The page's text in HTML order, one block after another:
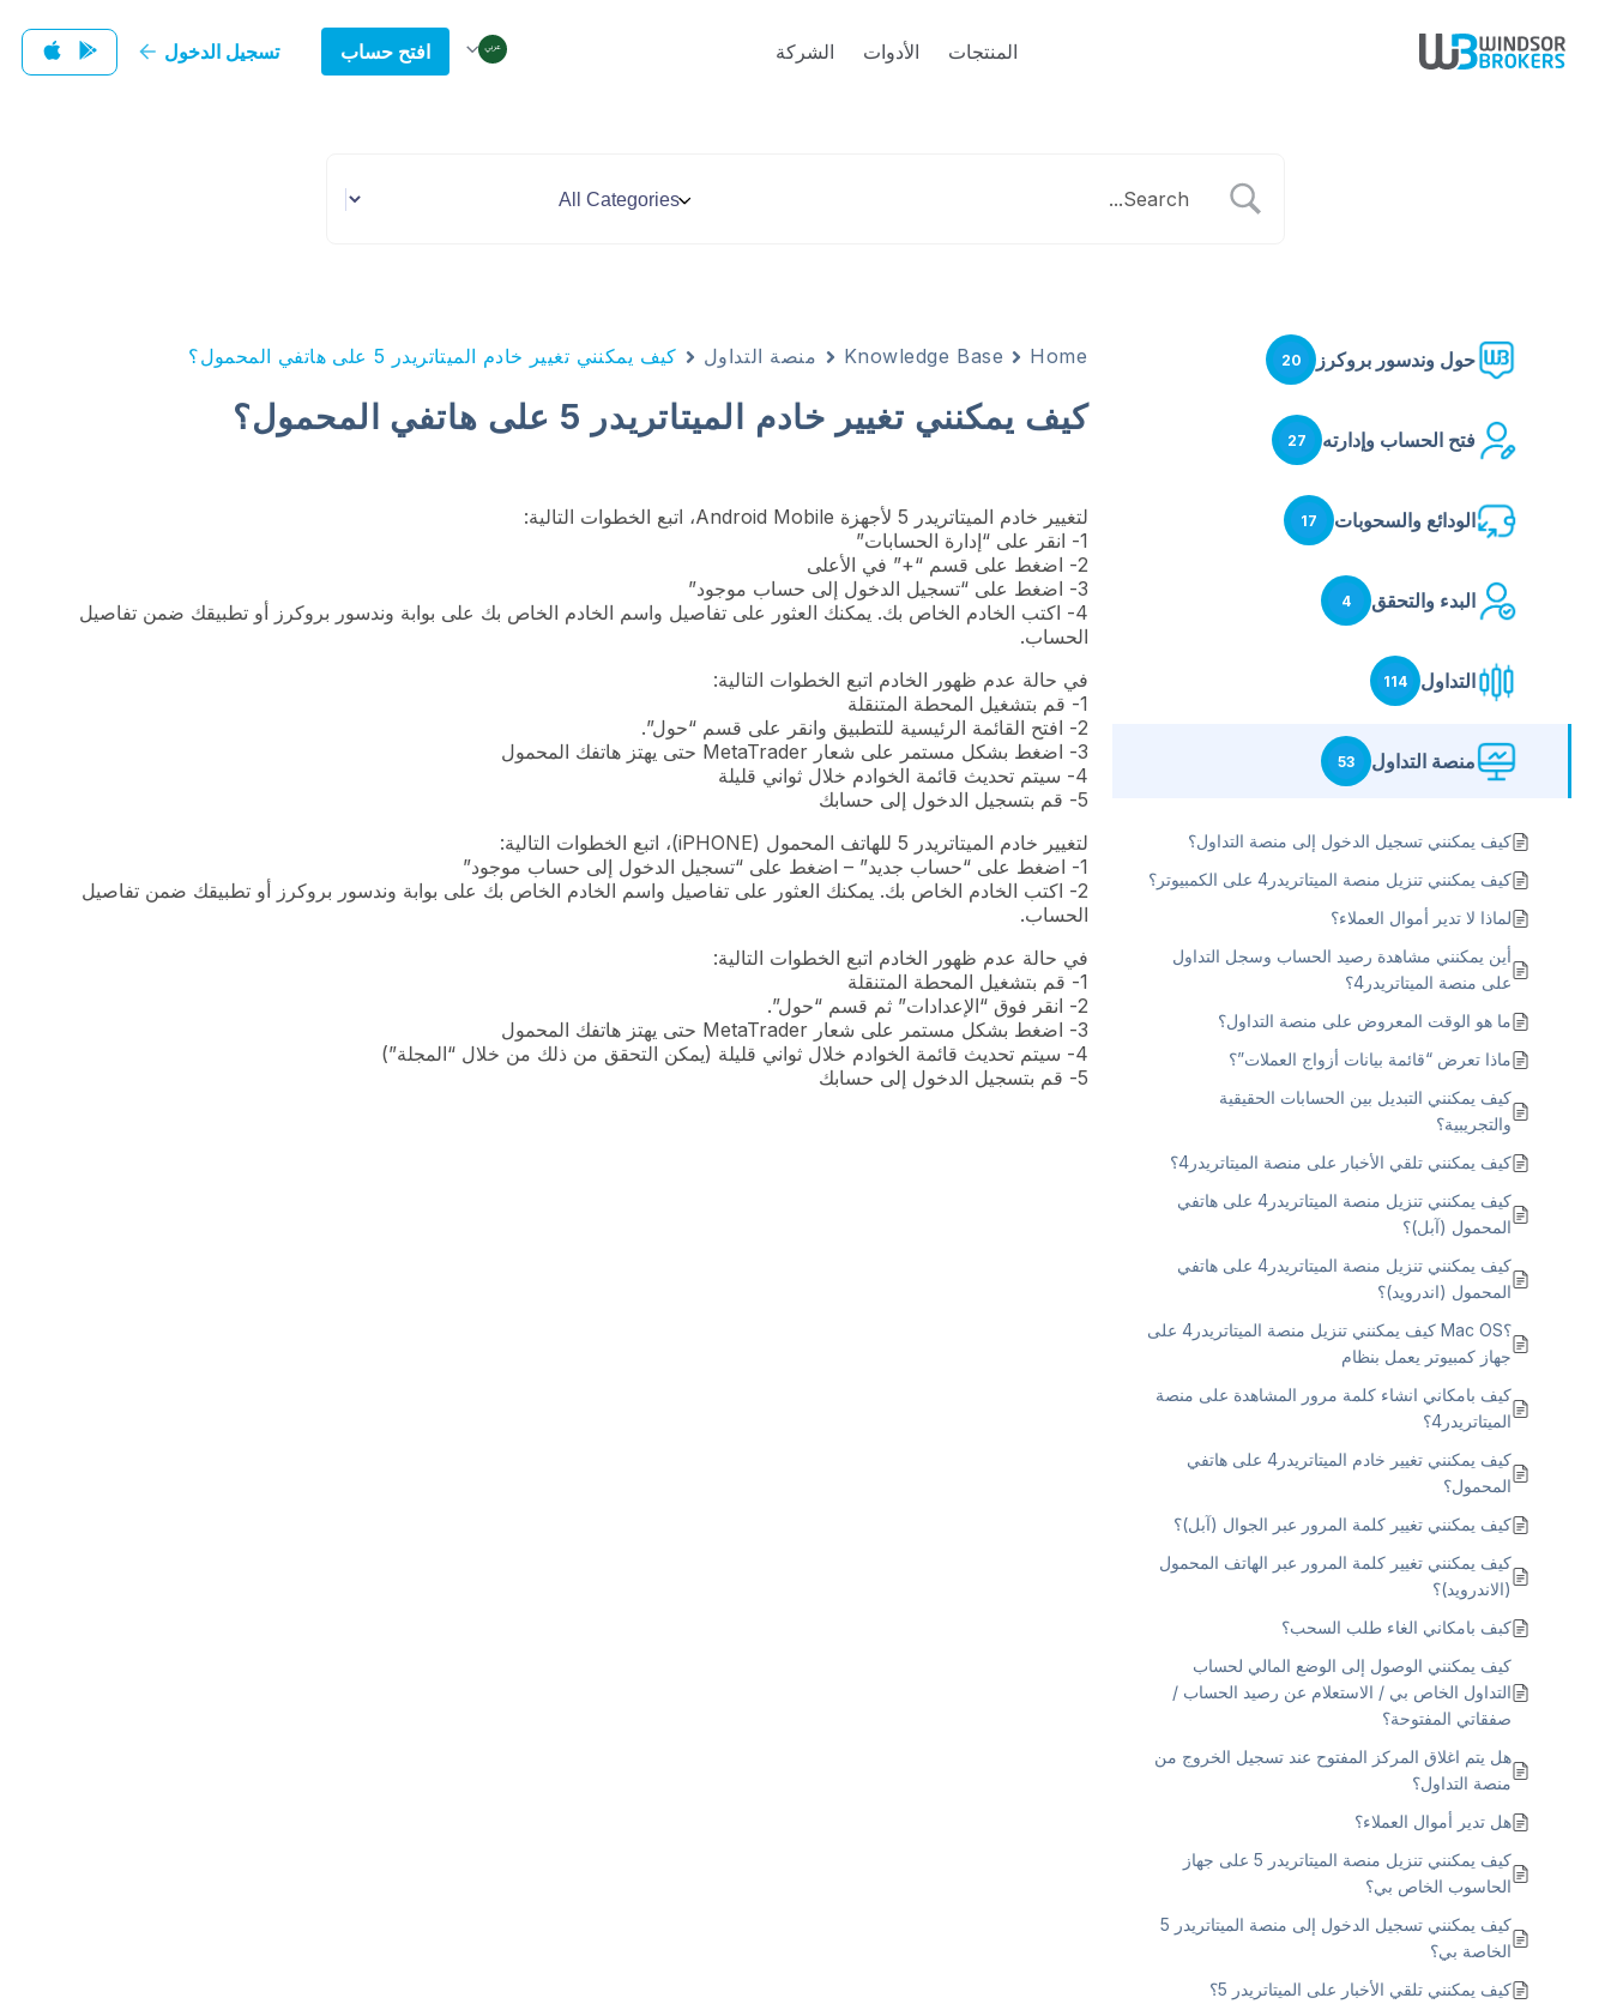
المنتجات الأدوات الشركة افتح حساب تسجيل الدخول
حول وندسور بروكرز 20
فتح الحساب وإدارته 27
الودائع والسحوبات 17
البدء والتحقق 4
التداول 114
منصة التداول 53
كيف يمكنني تسجيل الدخول إلى منصة التداول؟
كيف يمكنني تنزيل منصة الميتاتريدر4 على الكمبيوتر؟
لماذا لا تدير أموال العملاء؟
أين يمكنني مشاهدة رصيد الحساب وسجل التداول
على منصة الميتاتريدر4؟
ما هو الوقت المعروض على منصة التداول؟
ماذا تعرض “قائمة بيانات أزواج العملات”؟
كيف يمكنني التبديل بين الحسابات الحقيقية
والتجريبية؟
كيف يمكنني تلقي الأخبار على منصة الميتاتريدر4؟
كيف يمكنني تنزيل منصة الميتاتريدر4 على هاتفي
المحمول (آبل)؟
كيف يمكنني تنزيل منصة الميتاتريدر4 على هاتفي
المحمول (اندرويد)؟
؟Mac OS كيف يمكنني تنزيل منصة الميتاتريدر4 على
جهاز كمبيوتر يعمل بنظام
كيف بامكاني انشاء كلمة مرور المشاهدة على منصة
الميتاتريدر4؟
كيف يمكنني تغيير خادم الميتاتريدر4 على هاتفي
المحمول؟
كيف يمكنني تغيير كلمة المرور عبر الجوال (آبل)؟
كيف يمكنني تغيير كلمة المرور عبر الهاتف المحمول
(الاندرويد)؟
كبف بامكاني الغاء طلب السحب؟
كيف يمكنني الوصول إلى الوضع المالي لحساب
التداول الخاص بي / الاستعلام عن رصيد الحساب /
صفقاتي المفتوحة؟
هل يتم اغلاق المركز المفتوح عند تسجيل الخروج من
منصة التداول؟
هل تدير أموال العملاء؟
كيف يمكنني تنزيل منصة الميتاتريدر 5 على جهاز
الحاسوب الخاص بي؟
كيف يمكنني تسجيل الدخول إلى منصة الميتاتريدر 5
الخاصة بي؟
كيف يمكنني تلقي الأخبار على الميتاتريدر 5؟
Home
Knowledge Base منصة التداول كيف يمكنني تغيير خادم الميتاتريدر 5 على هاتفي المحمول؟
كيف يمكنني تغيير خادم الميتاتريدر 5 على هاتفي المحمول؟
لتغيير خادم الميتاتريدر 5 لأجهزة Android Mobile، اتبع الخطوات التالية:
1- انقر على “إدارة الحسابات”
2- اضغط على قسم “+” في الأعلى
3- اضغط على “تسجيل الدخول إلى حساب موجود”
4- اكتب الخادم الخاص بك. يمكنك العثور على تفاصيل واسم الخادم الخاص بك على بوابة وندسور بروكرز أو تطبيقك ضمن تفاصيل
الحساب.
في حالة عدم ظهور الخادم اتبع الخطوات التالية:
1- قم بتشغيل المحطة المتنقلة
2- افتح القائمة الرئيسية للتطبيق وانقر على قسم “حول”.
3- اضغط بشكل مستمر على شعار MetaTrader حتى يهتز هاتفك المحمول
4- سيتم تحديث قائمة الخوادم خلال ثواني قليلة
5- قم بتسجيل الدخول إلى حسابك
لتغيير خادم الميتاتريدر 5 للهاتف المحمول (iPHONE)، اتبع الخطوات التالية:
1- اضغط على “حساب جديد” – اضغط على “تسجيل الدخول إلى حساب موجود”
2- اكتب الخادم الخاص بك. يمكنك العثور على تفاصيل واسم الخادم الخاص بك على بوابة وندسور بروكرز أو تطبيقك ضمن تفاصيل
الحساب.
في حالة عدم ظهور الخادم اتبع الخطوات التالية:
1- قم بتشغيل المحطة المتنقلة
2- انقر فوق “الإعدادات” ثم قسم “حول”.
3- اضغط بشكل مستمر على شعار MetaTrader حتى يهتز هاتفك المحمول
4- سيتم تحديث قائمة الخوادم خلال ثواني قليلة (يمكن التحقق من ذلك من خلال “المجلة”)
5- قم بتسجيل الدخول إلى حسابك